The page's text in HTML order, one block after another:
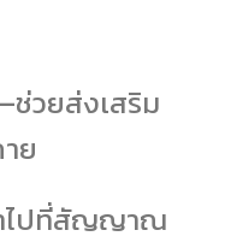
ช่วยส่งเสริม
ย
าไปที่สัญญาณ